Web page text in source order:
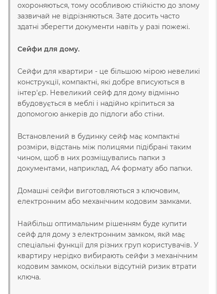
охороняються, тому особливою стійкістю до злому
зазвичай не відрізняються. Зате досить часто
здатні зберегти документи навіть у разі пожежі.
Сейфи для дому.
Сейфи для квартири - це більшою мірою невеликі
конструкції, компактні, які добре вписуються в
інтер'єр. Невеликий сейф для дому відмінно
вбудовується в меблі і надійно кріпиться за
допомогою анкерів до підлоги або стіни.
Встановлений в будинку сейф має компактні
розміри, відстань між полицями підібрані таким
чином, щоб в них розміщувались папки з
документами, наприклад, А4 формату або папки.
Домашні сейфи виготовляються з ключовим,
електронним або механічним кодовим замками.
Найбільш оптимальним рішенням буде купити
сейф для дому з електронним замком, якй має
спеціальні функції для різних груп користувачів. У
квартиру нерідко вибирають сейфи з механічним
кодовим замком, оскільки відсутній ризик втрати
ключа.